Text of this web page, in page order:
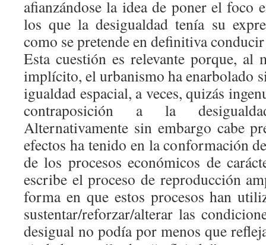
afianzándose la idea de poner el foco
los que la desigualdad tenía su
como se pretende en definitiva
Esta cuestión es relevante porque, al
implícito, el urbanismo ha enarbolado
igualdad espacial, a veces, quizás
contraposición a la
Alternativamente sin embargo cabe
efectos ha tenido en la conformación
de los procesos económicos de
escribe el proceso de reproducción
forma en que estos procesos han
sustentar/reforzar/alterar las
desigual no podía por menos que